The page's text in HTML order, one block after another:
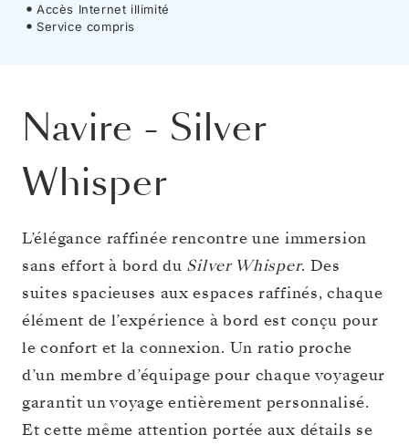
Accès Internet illimité
Service compris
Navire - Silver
Whisper
L’élégance raffinée rencontre une immersion
sans effort à bord du Silver Whisper. Des
suites spacieuses aux espaces raffinés, chaque
élément de l’expérience à bord est conçu pour
le confort et la connexion. Un ratio proche
d’un membre d’équipage pour chaque voyageur
garantit un voyage entièrement personnalisé.
Et cette même attention portée aux détails se